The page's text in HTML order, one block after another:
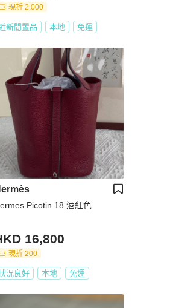
現折 2,000
新閒置品 本地 免運
Picotin 18 酒紅色
16,800
現折 200
況良好 本地 免運